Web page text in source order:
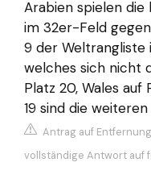
Arabien spielen
im 32er-Feld
9 der Weltrangliste
welches sich nicht
Platz 20, Wales auf
19 sind die weiteren
Antrag auf
vollständige Antwort auf